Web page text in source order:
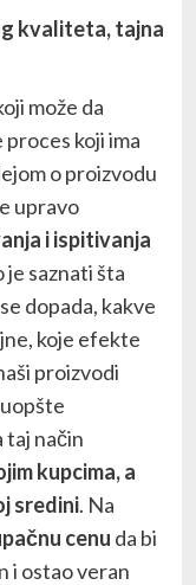
kvaliteta, tajna
može da
koji ima
o proizvodu
upravo
i ispitivanja
je saznati šta
dopada, kakve
koje efekte
proizvodi
taj način
kupcima, a
sredini. Na
cenu da bi
i ostao veran